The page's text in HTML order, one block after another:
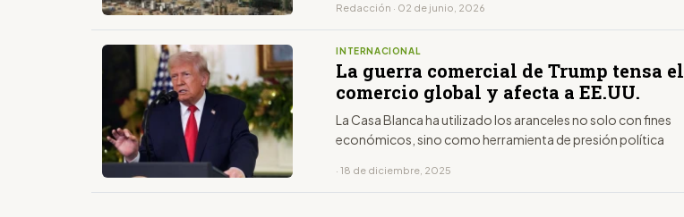
Redacción · 02 de junio, 2026
INTERNACIONAL
La guerra comercial de Trump tensa el
comercio global y afecta a EE.UU.
La Casa Blanca ha utilizado los aranceles no solo con fines
económicos, sino como herramienta de presión política
· 18 de diciembre, 2025